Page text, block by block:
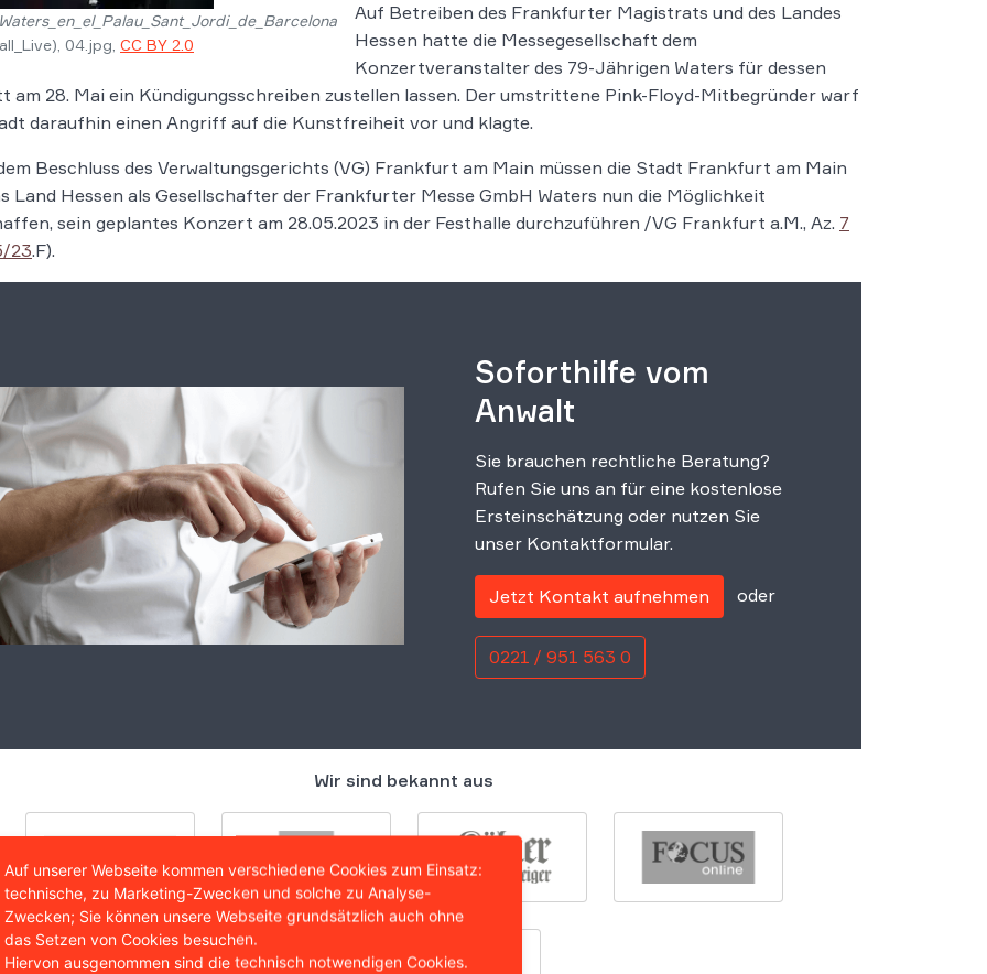
04.jpg, CC BY 2.0
Auf Betreiben des Frankfurter Magistrats und des Landes
Hessen hatte die Messegesellschaft dem
Konzertveranstalter des 79-Jährigen Waters für dessen
am 28. Mai ein Kündigungsschreiben zustellen lassen. Der umstrittene Pink-Floyd-Mitbegründer warf
daraufhin einen Angriff auf die Kunstfreiheit vor und klagte.
Beschluss des Verwaltungsgerichts (VG) Frankfurt am Main müssen die Stadt Frankfurt am Main
Land Hessen als Gesellschafter der Frankfurter Messe GmbH Waters nun die Möglichkeit
sein geplantes Konzert am 28.05.2023 in der Festhalle durchzuführen /VG Frankfurt a.M., Az. 7
23.F).
Soforthilfe vom
Anwalt
Sie brauchen rechtliche Beratung?
Rufen Sie uns an für eine kostenlose
Ersteinschätzung oder nutzen Sie
unser Kontaktformular.
Jetzt Kontakt aufnehmen oder
0221 / 951 563 0
Wir sind bekannt aus
Auf unserer Webseite kommen verschiedene Cookies zum Einsatz:
technische, zu Marketing-Zwecken und solche zu Analyse-
Zwecken; Sie können unsere Webseite grundsätzlich auch ohne
das Setzen von Cookies besuchen.
Hiervon ausgenommen sind die technisch notwendigen Cookies.